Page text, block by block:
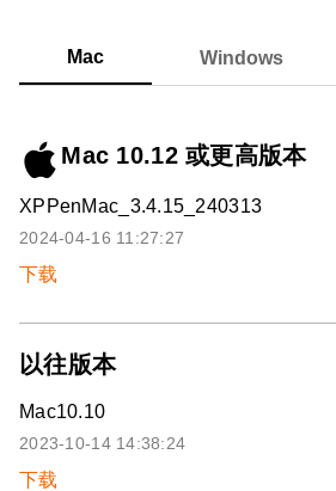
Mac Windows
Mac 10.12 或更高版本
XPPenMac_3.4.15_240313
2024-04-16 11:27:27
下载
以往版本
Mac10.10
2023-10-14 14:38:24
下载